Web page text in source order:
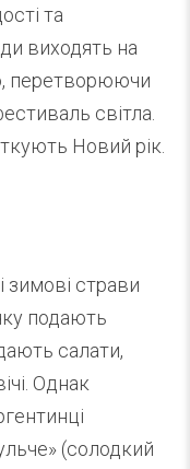
та
виходять на
перетворюючи
світла.
Новий рік.
зимові страви
подають
салати,
Однак
(солодкий